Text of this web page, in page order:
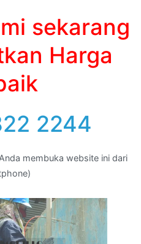
sekarang
Harga
2244
membuka website ini dari